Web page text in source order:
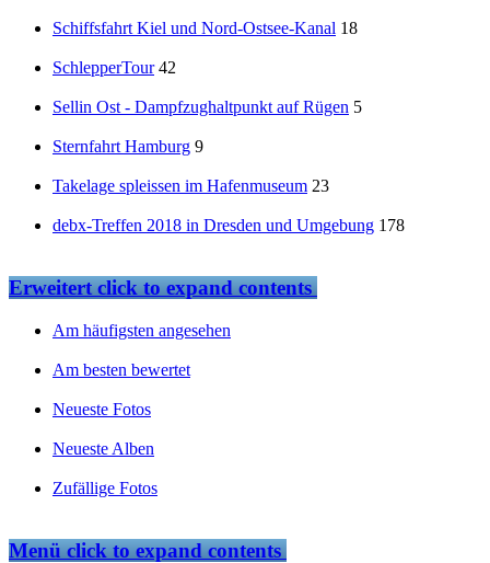
Schiffsfahrt Kiel und Nord-Ostsee-Kanal 18
SchlepperTour 42
Sellin Ost - Dampfzughaltpunkt auf Rügen 5
Sternfahrt Hamburg 9
Takelage spleissen im Hafenmuseum 23
debx-Treffen 2018 in Dresden und Umgebung 178
Erweitertclick to expand contents
Am häufigsten angesehen
Am besten bewertet
Neueste Fotos
Neueste Alben
Zufällige Fotos
Menüclick to expand contents